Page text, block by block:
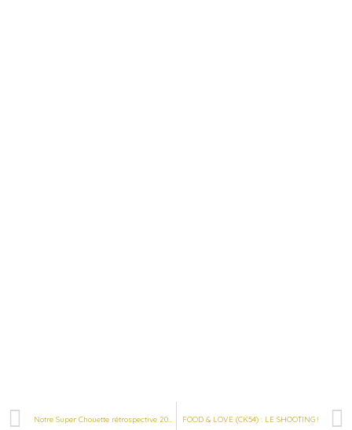
FOOD & LOVE (CK54) : LE SHOOTING !